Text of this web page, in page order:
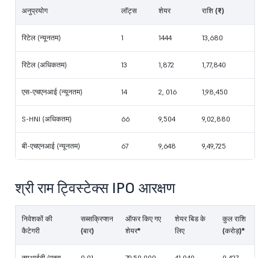
अनुप्रयोग लॉट्स शेयर राशि (₹)
रिटेल (न्यूनतम) 1 1444 13,680
रिटेल (अधिकतम) 13 1,872 1,77,840
एस-एचएनआई (न्यूनतम) 14 2, 016 1,98,450
S-HNI (अधिकतम) 66 9,504 9,02,880
बी-एचएनआई (न्यूनतम) 67 9,648 9,49,725
श्री राम ट्विस्टेक्स IPO आरक्षण
निवेशकों की
कैटेगरी
सब्सक्रिप्शन
(बार)
ऑफर किए गए
शेयर*
शेयर बिड के
लिए
कुल राशि
(करोड़)*